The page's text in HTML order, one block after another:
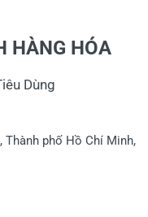
*
HÀNG HÓA
Dùng
Thành phố Hồ Chí Minh,